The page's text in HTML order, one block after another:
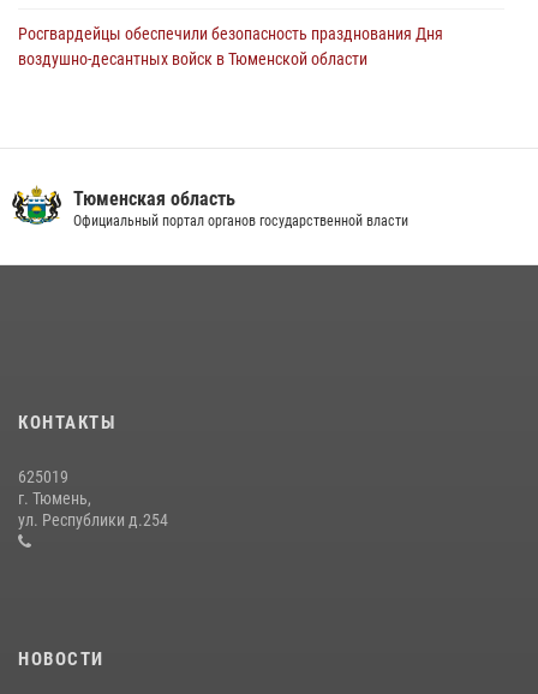
Росгвардейцы обеспечили безопасность празднования Дня
воздушно-десантных войск в Тюменской области
05 августа 2026, 05:35
Сотрудники тюменского СОБР "Сова" отработали навыки
десантирования на Урале
16 июля 2026, 10:42
Тюменская область
Официальный портал органов государственной власти
КОНТАКТЫ
625019
г. Тюмень,
ул. Республики д.254
НОВОСТИ